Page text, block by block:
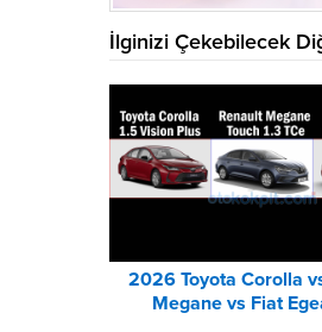
İlginizi Çekebilecek
2026 Toyota Corolla
Megane vs Fiat